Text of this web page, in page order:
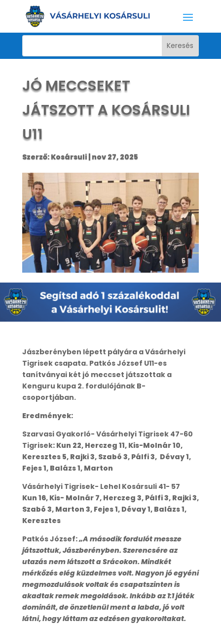
JÓ MECCSEKET
JÁTSZOTT A KOSÁRSULI
U11
Szerző: Kosársuli| nov 27, 2025
Jászberényben lépett pályára a Vásárhelyi
Tigrisek csapata. Patkós József U11-es
tanítványai két jó meccset játszottak a
Kenguru kupa 2. fordulójának B-
csoportjában.
Eredmények:
Szarvasi Gyakorló- Vásárhelyi Tigrisek 47-60
Tigrisek: Kun 22, Herczeg 11, Kis-Molnár 10,
Keresztes 5, Rajki 3, Szabó 3, Pálfi 3, Dévay 1,
Fejes 1, Balázs 1, Marton
Vásárhelyi Tigrisek- Lehel Kosársuli 41- 57
Kun 16, Kis- Molnár 7, Herczeg 3, Pálfi 3, Rajki 3,
Szabó 3, Marton 3, Fejes 1, Dévay 1, Balázs 1,
Keresztes
Patkós József:„A második fordulót messze
játszottuk, Jászberényben. Szerencsére az
utazás nem látszott a Srácokon. Mindkét
mérkőzés elég küzdelmes volt. Nagyon jó egyéni
megmozdulások voltak és csapatszinten is
akadtak remek megoldások. Inkább az 1:1 játék
dominált, de önzetlenül ment a labda, jó volt
látni, hogy láttam az edzésen gyakoroltakat.